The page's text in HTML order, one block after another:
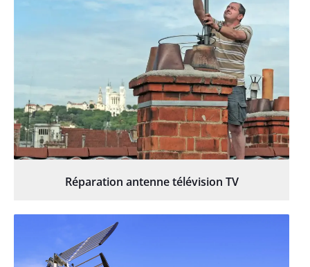
Réparation antenne télévision TV